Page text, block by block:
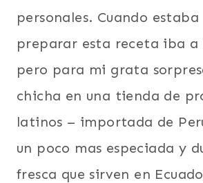
personales. Cuando
preparar esta receta iba a
pero para mi grata
chicha en una tienda de
latinos – importada de
un poco mas especiada y
fresca que sirven en